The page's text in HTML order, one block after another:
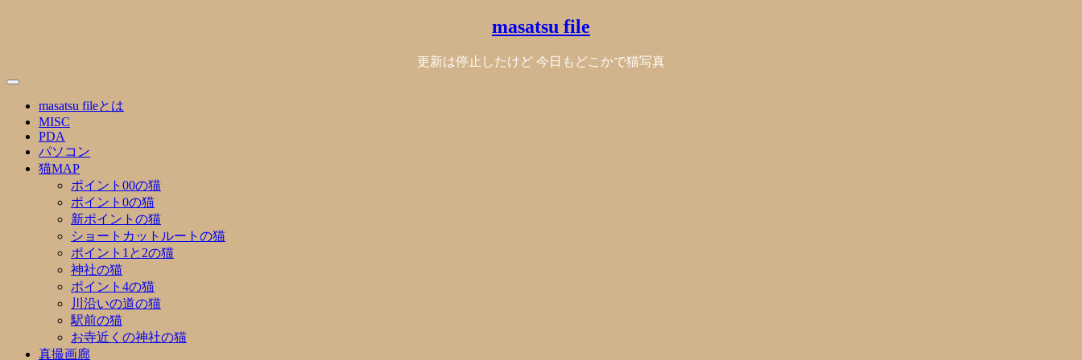
masatsu file
更新は停止したけど 今日もどこかで猫写真
masatsu fileとは
MISC
PDA
パソコン
猫MAP
ポイント00の猫
ポイント0の猫
新ポイントの猫
ショートカットルートの猫
ポイント1と2の猫
神社の猫
ポイント4の猫
川沿いの道の猫
駅前の猫
お寺近くの神社の猫
真撮画廊